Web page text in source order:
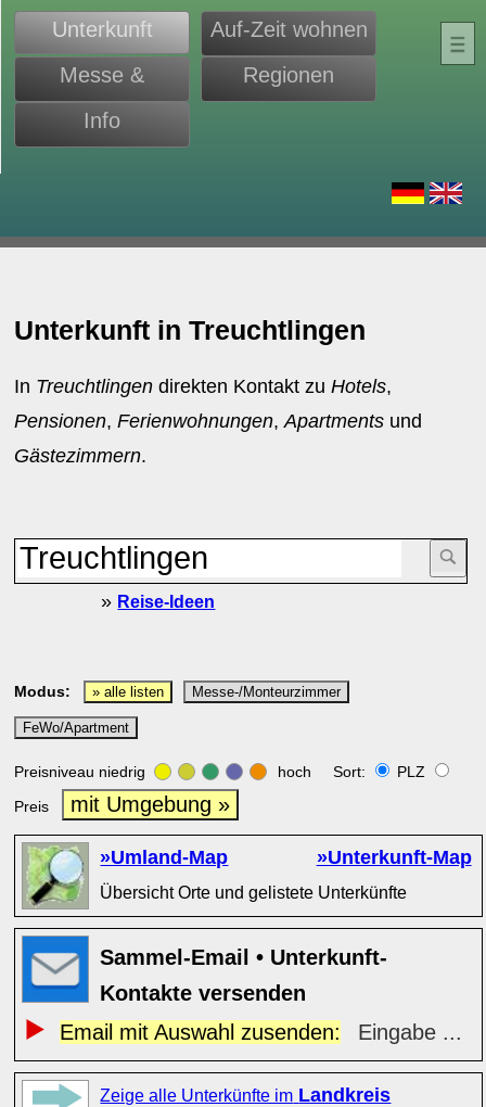
Unterkunft
Auf-Zeit wohnen
Messe &
Monteure
Regionen
Info
Unterkunft in Treuchtlingen
In Treuchtlingen direkten Kontakt zuHotels,
Pensionen,Ferienwohnungen,Apartments und
Gästezimmern.
» Reise-Ideen
Modus: » alle listen Messe-/Monteurzimmer
FeWo/Apartment
Preisniveau niedrig hoch Sort:
PLZ
Preis
mit Umgebung »
»Umland-Map »Unterkunft-Map
Übersicht Orte und gelistete Unterkünfte
Sammel-Email • Unterkunft-
Kontakte versenden
Email mit Auswahl zusenden:
Eingabe ...
Zeige alle Unterkünfte im Landkreis